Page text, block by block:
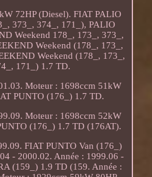
72HP (Diesel). FIAT PALIO
373_, 374_, 171_), PALIO
Weekend 178_, 173_, 373_,
Weekend (178_, 173_,
Weekend (178_, 173_,
171_) 1.7 TD.
Moteur : 1698ccm 51kW
PUNTO (176_) 1.7 TD.
Moteur : 1698ccm 52kW
(176_) 1.7 TD (176AT).
FIAT PUNTO Van (176_)
- 2000.02. Année : 1999.06 -
(159_) 1.9 TD (159. Année :